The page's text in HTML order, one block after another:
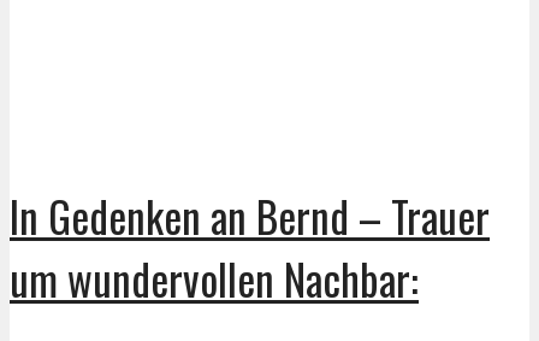
In Gedenken an Bernd – Trauer
um wundervollen Nachbar: